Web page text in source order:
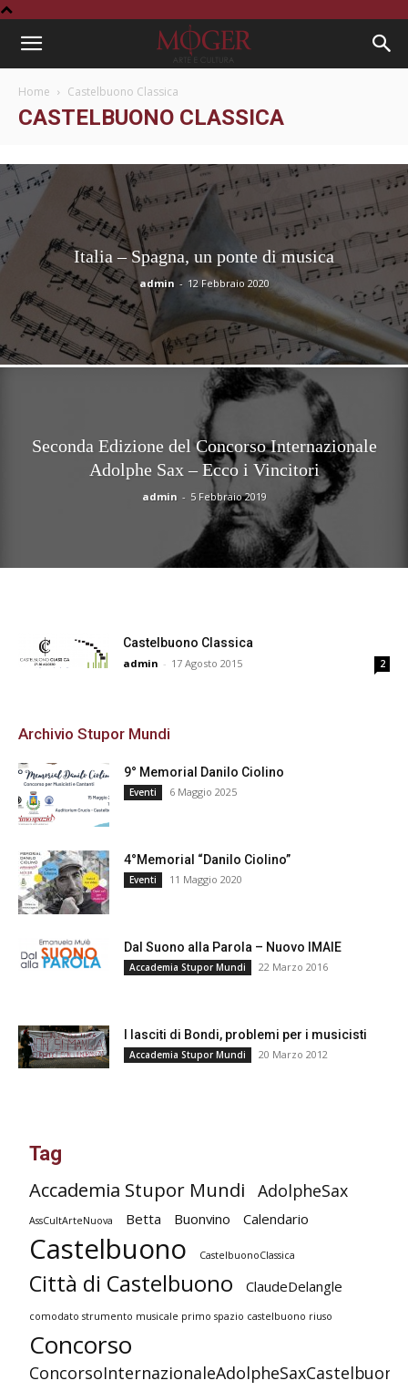
Home Castelbuono Classica
CASTELBUONO CLASSICA
Italia – Spagna, un ponte di musica
admin - 12 Febbraio 2020
Seconda Edizione del Concorso Internazionale
Adolphe Sax – Ecco i Vincitori
admin - 5 Febbraio 2019
Castelbuono Classica
admin - 17 Agosto 2015 2
Archivio Stupor Mundi
9° Memorial Danilo Ciolino
Eventi 6 Maggio 2025
4°Memorial “Danilo Ciolino”
Eventi 11 Maggio 2020
Dal Suono alla Parola – Nuovo IMAIE
Accademia Stupor Mundi 22 Marzo 2016
I lasciti di Bondi, problemi per i musicisti
Accademia Stupor Mundi 20 Marzo 2012
Tag
Accademia Stupor Mundi AdolpheSax
AssCultArteNuova Betta Buonvino Calendario
Castelbuono CastelbuonoClassica
Città di Castelbuono ClaudeDelangle
comodato strumento musicale primo spazio castelbuono riuso
Concorso
ConcorsoInternazionaleAdolpheSaxCastelbuono